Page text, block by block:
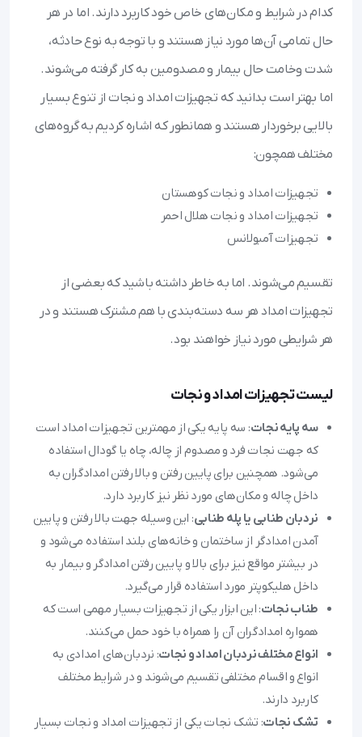
کدام در شرایط و مکان‌های خاص خود کاربرد دارند. اما در هر
حال تمامی آن‌ها مورد نیاز هستند و با توجه به نوع حادثه،
شدت وخامت حال بیمار و مصدومین به کار گرفته می‌شوند.
اما بهتر است بدانید که تجهیزات امداد و نجات از تنوع بسیار
بالایی برخوردار هستند و همانطور که اشاره کردیم به گروه‌های
مختلف همچون:
تجهیزات امداد و نجات کوهستان
تجهیزات امداد و نجات هلال احمر
تجهیزات آمبولانس
تقسیم می‌شوند. اما به خاطر داشته باشید که بعضی از
تجهیزات امداد هر سه دسته‌بندی با هم مشترک هستند و در
هر شرایطی مورد نیاز خواهند بود.
لیست تجهیزات امداد و نجات
سه پایه نجات: سه پایه یکی از مهمترین تجهیزات امداد است
که جهت نجات فرد و مصدوم از چاله، چاه یا گودال استفاده
می‌شود. همچنین برای پایین رفتن و بالا رفتن امدادگران به
داخل چاله و مکان‌های مورد نظر نیز کاربرد دارد.
نردبان طنابی یا پله طنابی: این وسیله جهت بالا رفتن و پایین
آمدن امدادگر از ساختمان و خانه‌های بلند استفاده می‌شود و
در بیشتر مواقع نیز برای بالا و پایین رفتن امدادگر و بیمار به
داخل هلیکوپتر مورد استفاده قرار می‌گیرد.
طناب نجات: این ابزار یکی از تجهیزات بسیار مهمی است که
همواره امدادگران آن را همراه با خود حمل می‌کنند.
انواع مختلف نردبان امداد و نجات: نردبان‌های امدادی به
انواع و اقسام مختلفی تقسیم می‌شوند و در شرایط مختلف
کاربرد دارند.
تشک نجات: تشک نجات یکی از تجهیزات امداد و نجات بسیار